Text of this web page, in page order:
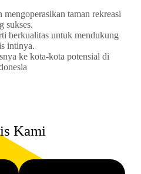
taman rekreasi
sukses.
berkualitas untuk mendukung
intinya.
ke kota-kota potensial di
Kami